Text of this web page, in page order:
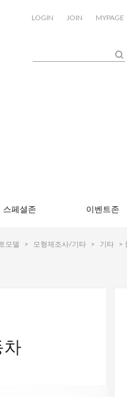
LOGIN JOIN MYPAGE
스페셜존 이벤트존
모델 > 모형제조사/기타 > 기타 >